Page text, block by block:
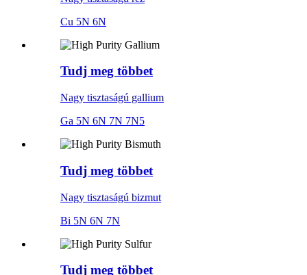
Cu 5N 6N
Tudj meg többet
Nagy tisztaságú gallium
Ga 5N 6N 7N 7N5
Tudj meg többet
Nagy tisztaságú bizmut
Bi 5N 6N 7N
Tudj meg többet